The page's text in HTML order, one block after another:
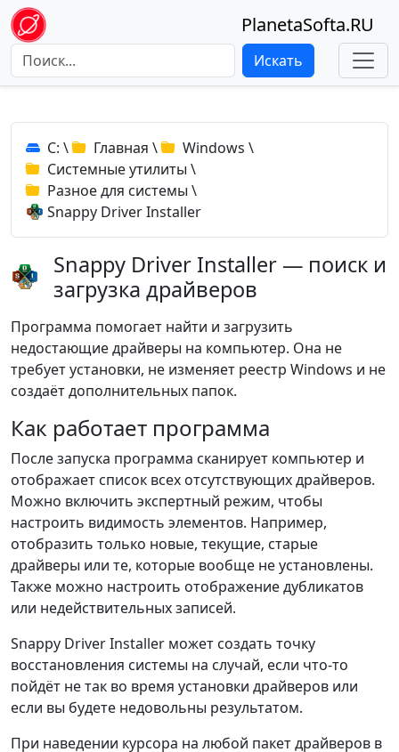
PlanetaSofta.RU
Искать
C: \ Главная \ Windows \
Системные утилиты \
Разное для системы \
Snappy Driver Installer
Snappy Driver Installer — поиск и
загрузка драйверов
Программа помогает найти и загрузить
недостающие драйверы на компьютер. Она не
требует установки, не изменяет реестр Windows и не
создаёт дополнительных папок.
Как работает программа
После запуска программа сканирует компьютер и
отображает список всех отсутствующих драйверов.
Можно включить экспертный режим, чтобы
настроить видимость элементов. Например,
отобразить только новые, текущие, старые
драйверы или те, которые вообще не установлены.
Также можно настроить отображение дубликатов
или недействительных записей.
Snappy Driver Installer может создать точку
восстановления системы на случай, если что-то
пойдёт не так во время установки драйверов или
если вы будете недовольны результатом.
При наведении курсора на любой пакет драйверов в